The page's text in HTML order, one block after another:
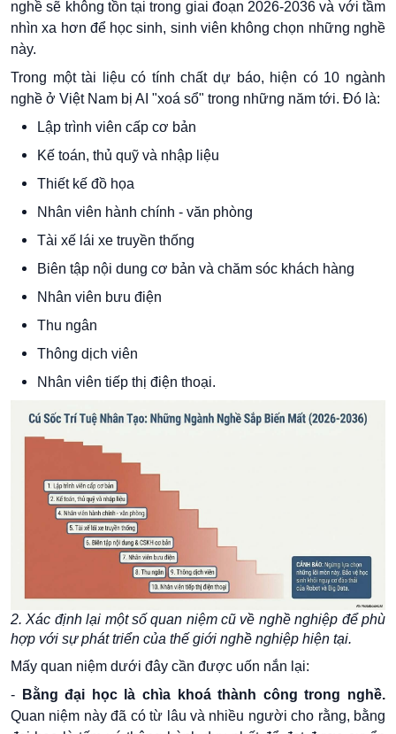
nghề sẽ không tồn tại trong giai đoạn 2026-2036 và với tầm
nhìn xa hơn để học sinh, sinh viên không chọn những nghề
này.
Trong một tài liệu có tính chất dự báo, hiện có 10 ngành
nghề ở Việt Nam bị AI "xoá sổ" trong những năm tới. Đó là:
Lập trình viên cấp cơ bản
Kế toán, thủ quỹ và nhập liệu
Thiết kế đồ họa
Nhân viên hành chính - văn phòng
Tài xế lái xe truyền thống
Biên tập nội dung cơ bản và chăm sóc khách hàng
Nhân viên bưu điện
Thu ngân
Thông dịch viên
Nhân viên tiếp thị điện thoại.
2. Xác định lại một số quan niệm cũ về nghề nghiệp để phù
hợp với sự phát triển của thế giới nghề nghiệp hiện tại.
Mấy quan niệm dưới đây cần được uốn nắn lại:
-
Bằng đại học là chìa khoá thành công trong nghề.
Quan niệm này đã có từ lâu và nhiều người cho rằng, bằng